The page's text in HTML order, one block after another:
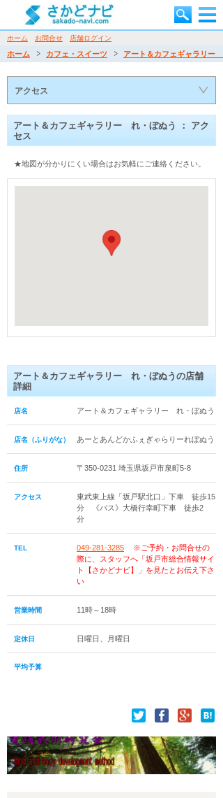
ホーム お問合せ 店舗ログイン
ホーム カフェ・スイーツ アート＆カフェギャラリー
アクセス
アート＆カフェギャラリー れ・ぼぬう ： アク
セス
★地図が分かりにくい場合はお気軽にご連絡ください。
アート＆カフェギャラリー れ・ぼぬうの店舗
詳細
店名 アート＆カフェギャラリー れ・ぼぬう
店名（ふりがな） あーとあんどかふぇぎゃらりーれぼぬう
住所 〒350-0231 埼玉県坂戸市泉町5-8
アクセス
東武東上線「坂戸駅北口」下車 徒歩15
分 《バス》大橋行幸町下車 徒歩2
分
TEL 049-281-3285
※ご予約・お問合せの
際に、スタッフへ「坂戸市総合情報サイ
ト【さかどナビ】」を見たとお伝え下さ
い
営業時間 11時～18時
定休日 日曜日、月曜日
平均予算